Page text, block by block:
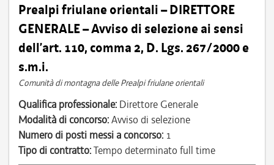
Prealpi friulane orientali – DIRETTORE
GENERALE – Avviso di selezione ai sensi
dell’art. 110, comma 2, D. Lgs. 267/2000 e
s.m.i.
Comunità di montagna delle Prealpi friulane orientali
Qualifica professionale: Direttore Generale
Modalità di concorso:Avviso di selezione
Numero di posti messi a concorso: 1
Tipo di contratto:Tempo determinato full time